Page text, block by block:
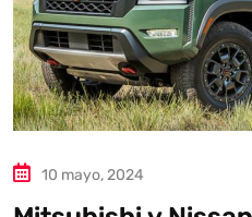
10 mayo, 2024